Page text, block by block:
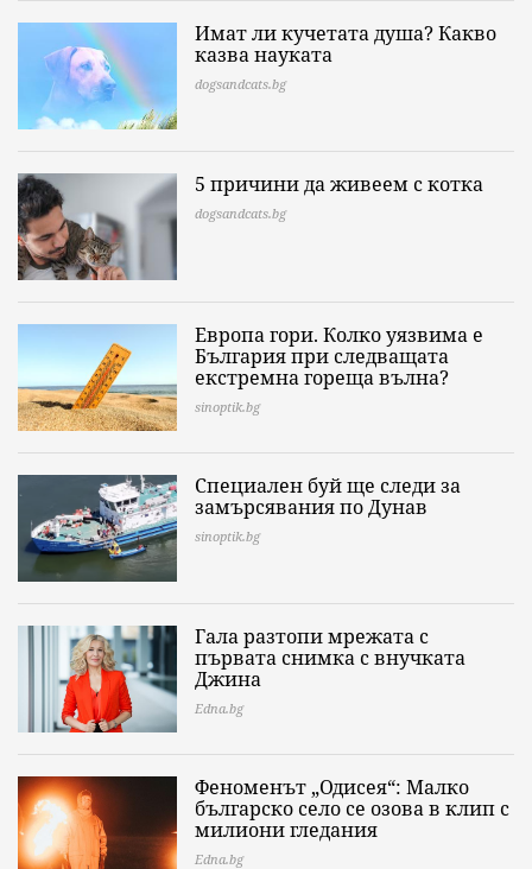
Имат ли кучетата душа? Какво
казва науката
dogsandcats.bg
5 причини да живеем с котка
dogsandcats.bg
Европа гори. Колко уязвима е
България при следващата
екстремна гореща вълна?
sinoptik.bg
Специален буй ще следи за
замърсявания по Дунав
sinoptik.bg
Гала разтопи мрежата с
първата снимка с внучката
Джина
Edna.bg
Феноменът „Одисея“: Малко
българско село се озова в клип с
милиони гледания
Edna.bg